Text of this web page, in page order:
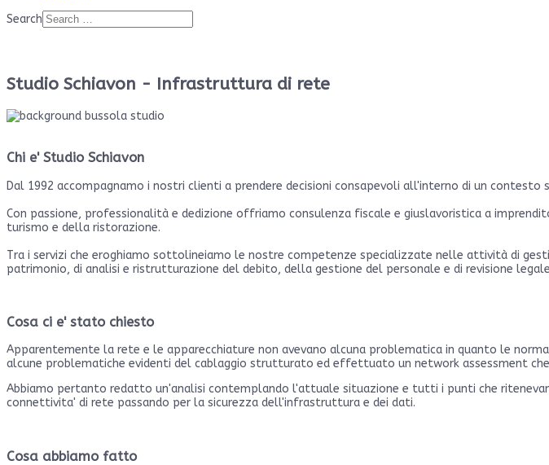
Search
Studio Schiavon - Infrastruttura di rete
Chi e' Studio Schiavon
Dal 1992 accompagnamo i nostri clienti a prendere decisioni consapevoli all'interno di un
Con passione, professionalità e dedizione offriamo consulenza fiscale e giuslavoristica a
turismo e della ristorazione.
Tra i servizi che eroghiamo sottolineiamo le nostre competenze specializzate nelle attività di
patrimonio, di analisi e ristrutturazione del debito, della gestione del personale e di revisione
Cosa ci e' stato chiesto
Apparentemente la rete e le apparecchiature non avevano alcuna problematica in quanto le
alcune problematiche evidenti del cablaggio strutturato ed effettuato un network assessment
Abbiamo pertanto redatto un'analisi contemplando l'attuale situazione e tutti i punti che
connettivita' di rete passando per la sicurezza dell'infrastruttura e dei dati.
Cosa abbiamo fatto